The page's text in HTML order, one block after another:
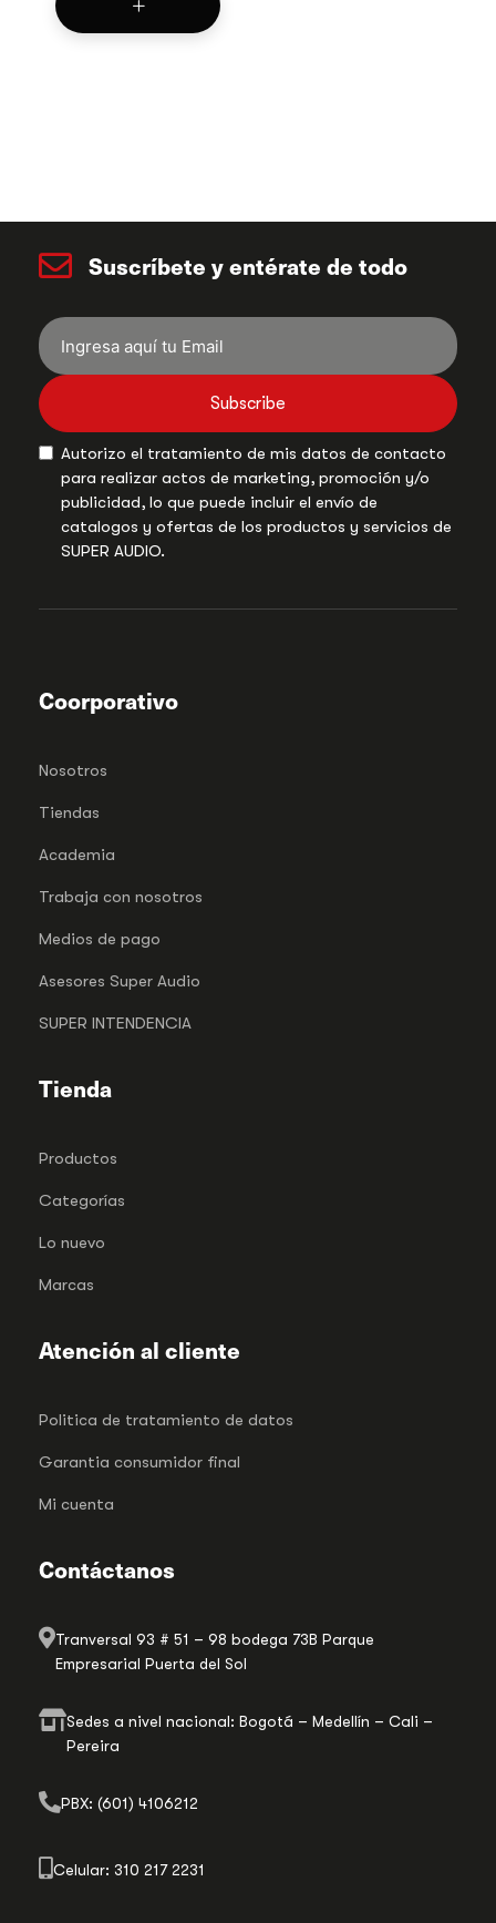
Suscríbete y entérate de todo
Subscribe
Autorizo el tratamiento de mis datos de contacto
para realizar actos de marketing, promoción y/o
publicidad, lo que puede incluir el envío de
catalogos y ofertas de los productos y servicios de
SUPER AUDIO.
Coorporativo
Nosotros
Tiendas
Academia
Trabaja con nosotros
Medios de pago
Asesores Super Audio
SUPER INTENDENCIA
Tienda
Productos
Categorías
Lo nuevo
Marcas
Atención al cliente
Politica de tratamiento de datos
Garantia consumidor final
Mi cuenta
Contáctanos
Tranversal 93 # 51 – 98 bodega 73B Parque
Empresarial Puerta del Sol
Sedes a nivel nacional: Bogotá – Medellín – Cali –
Pereira
PBX: (601) 4106212
Celular: 310 217 2231